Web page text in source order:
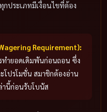
กประเภทมีเงื่อนไขที่ต้อง
Requirement):
ทำยอดเดิมพันก่อนถอน ซึ่ง
โปรโมชั่น สมาชิกต้องอ่าน
านี้ก่อนรับโบนัส